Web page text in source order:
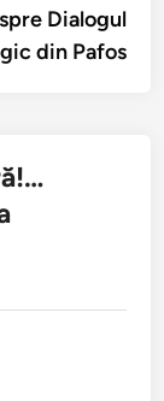
Dialogul
din Pafos